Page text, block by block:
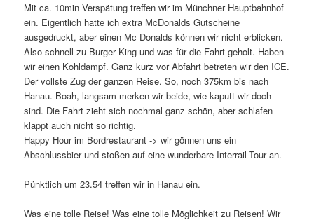
Mit ca. 10min Verspätung treffen wir im Münchner Hauptbahnhof
ein. Eigentlich hatte ich extra McDonalds Gutscheine
ausgedruckt, aber einen Mc Donalds können wir nicht erblicken.
Also schnell zu Burger King und was für die Fahrt geholt. Haben
wir einen Kohldampf. Ganz kurz vor Abfahrt betreten wir den ICE.
Der vollste Zug der ganzen Reise. So, noch 375km bis nach
Hanau. Boah, langsam merken wir beide, wie kaputt wir doch
sind. Die Fahrt zieht sich nochmal ganz schön, aber schlafen
klappt auch nicht so richtig.
Happy Hour im Bordrestaurant -> wir gönnen uns ein
Abschlussbier und stoßen auf eine wunderbare Interrail-Tour an.
Pünktlich um 23.54 treffen wir in Hanau ein.
Was eine tolle Reise! Was eine tolle Möglichkeit zu Reisen! Wir